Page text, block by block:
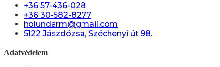
+36 57-436-028
+36 30-582-8277
holundarm@gmail.com
5122 Jászdózsa, Széchenyi út 98.
Adatvédelem